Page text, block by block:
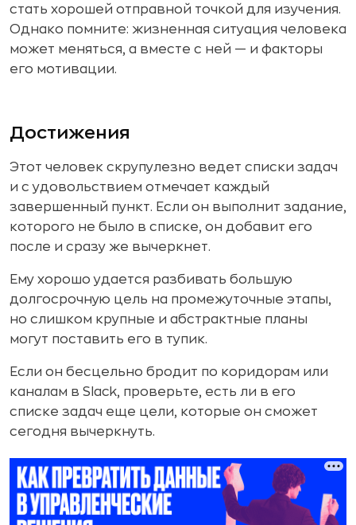
стать хорошей отправной точкой для изучения.
Однако помните: жизненная ситуация человека
может меняться, а вместе с ней — и факторы
его мотивации.
Достижения
Этот человек скрупулезно ведет списки задач
и с удовольствием отмечает каждый
завершенный пункт. Если он выполнит задание,
которого не было в списке, он добавит его
после и сразу же вычеркнет.
Ему хорошо удается разбивать большую
долгосрочную цель на промежуточные этапы,
но слишком крупные и абстрактные планы
могут поставить его в тупик.
Если он бесцельно бродит по коридорам или
каналам в Slack, проверьте, есть ли в его
списке задач еще цели, которые он сможет
сегодня вычеркнуть.